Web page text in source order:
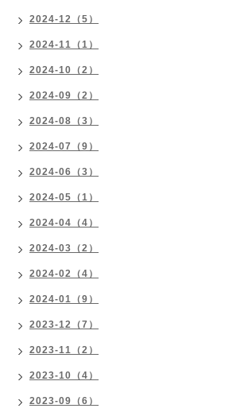
2024-12（5）
2024-11（1）
2024-10（2）
2024-09（2）
2024-08（3）
2024-07（9）
2024-06（3）
2024-05（1）
2024-04（4）
2024-03（2）
2024-02（4）
2024-01（9）
2023-12（7）
2023-11（2）
2023-10（4）
2023-09（6）